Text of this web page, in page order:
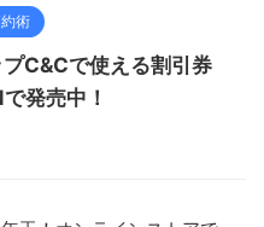
術
C&Cで使える割引券
発売中！